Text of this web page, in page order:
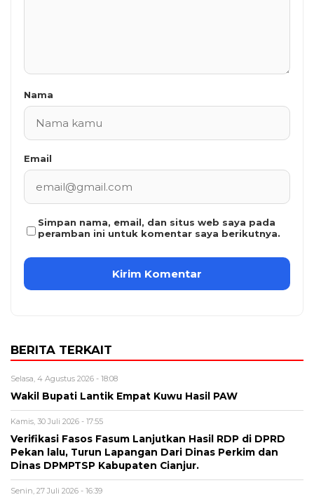
Nama
Email
Simpan nama, email, dan situs web saya pada
peramban ini untuk komentar saya berikutnya.
BERITA TERKAIT
Selasa, 4 Agustus 2026 - 18:08
Wakil Bupati Lantik Empat Kuwu Hasil PAW
Kamis, 30 Juli 2026 - 17:55
Verifikasi Fasos Fasum Lanjutkan Hasil RDP di DPRD
Pekan lalu, Turun Lapangan Dari Dinas Perkim dan
Dinas DPMPTSP Kabupaten Cianjur.
Senin, 27 Juli 2026 - 16:39